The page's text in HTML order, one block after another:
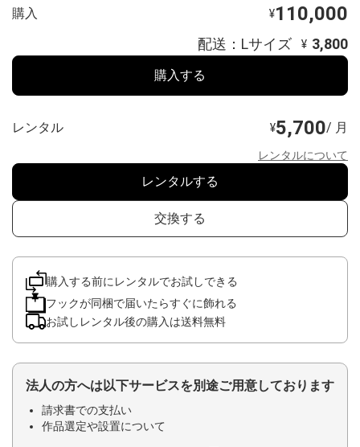
購入 ¥110,000
配送：Lサイズ ¥ 3,800
購入する
レンタル ¥5,700/ 月
レンタルについて
レンタルする
交換する
購入する前にレンタルでお試しできる
フックが同梱で届いたらすぐに飾れる
お試しレンタル後の購入は送料無料
法人の方へは以下サービスを別途ご用意しております
請求書での支払い
作品選定や設置について